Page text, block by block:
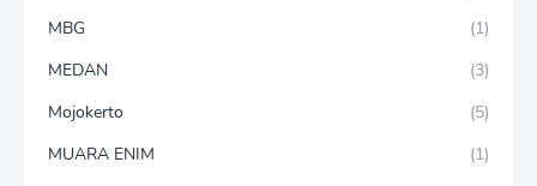
MBG
(1)
MEDAN
(3)
Mojokerto
(5)
MUARA ENIM
(1)